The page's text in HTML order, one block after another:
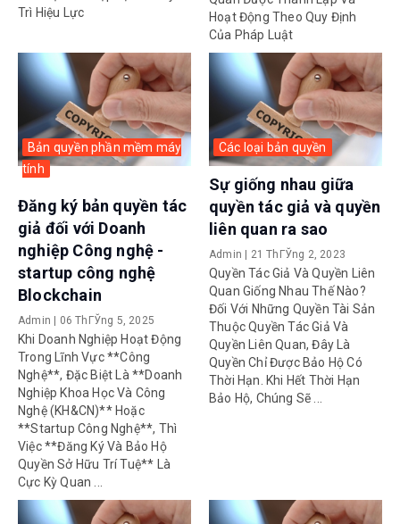
Trì Hiệu Lực
Hoạt Động Theo Quy Định
Của Pháp Luật
Bản quyền phần mềm máy
tính
Đăng ký bản quyền tác
giả đối với Doanh
nghiệp Công nghệ -
startup công nghệ
Blockchain
Admin | 06 ThГЎng 5, 2025
Khi Doanh Nghiệp Hoạt Động
Trong Lĩnh Vực **công
Nghệ**, Đặc Biệt Là **doanh
Nghiệp Khoa Học Và Công
Nghệ (KH&CN)** Hoặc
**startup Công Nghệ**, Thì
Việc **đăng Ký Và Bảo Hộ
Quyền Sở Hữu Trí Tuệ** Là
Cực Kỳ Quan ...
Các loại bản quyền
Sự giống nhau giữa
quyền tác giả và quyền
liên quan ra sao
Admin | 21 ThГЎng 2, 2023
Quyền Tác Giả Và Quyền Liên
Quan Giống Nhau Thế Nào?
Đối Với Những Quyền Tài Sản
Thuộc Quyền Tác Giả Và
Quyền Liên Quan, Đây Là
Quyền Chỉ Được Bảo Hộ Có
Thời Hạn. Khi Hết Thời Hạn
Bảo Hộ, Chúng Sẽ ...